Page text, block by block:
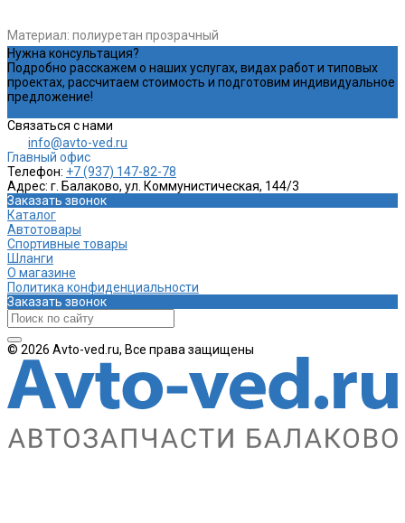
Материал: полиуретан прозрачный
Нужна консультация?
Подробно расскажем о наших услугах, видах работ и типовых
проектах, рассчитаем стоимость и подготовим индивидуальное
предложение!
Связаться с нами
info@avto-ved.ru
Главный офис
Телефон: +7 (937) 147-82-78
Адрес: г. Балаково, ул. Коммунистическая, 144/3
Заказать звонок
Каталог
Автотовары
Спортивные товары
Шланги
О магазине
Политика конфиденциальности
Заказать звонок
© 2026 Avto-ved.ru, Все права защищены